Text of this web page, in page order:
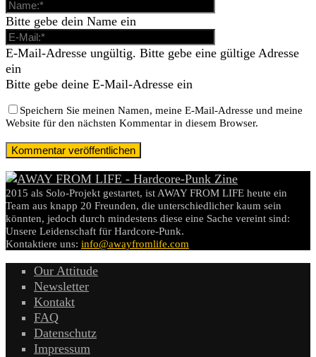
Bitte gebe dein Name ein
E-Mail-Adresse ungültig. Bitte gebe eine gültige Adresse
ein
Bitte gebe deine E-Mail-Adresse ein
Speichern Sie meinen Namen, meine E-Mail-Adresse und meine
Website für den nächsten Kommentar in diesem Browser.
2015 als Solo-Projekt gestartet, ist AWAY FROM LIFE heute ein
Team aus knapp 20 Freunden, die unterschiedlicher kaum sein
könnten, jedoch durch mindestens diese eine Sache vereint sind:
Unsere Leidenschaft für Hardcore-Punk.
Kontaktiere uns: info@awayfromlife.com
Our Attitude
Newsletter
Kontakt
FAQ
Datenschutz
Impressum